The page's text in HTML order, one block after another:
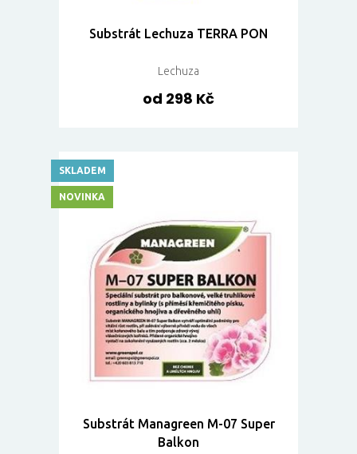
Substrát Lechuza TERRA PON
Lechuza
od 298 Kč
Substrát Managreen M-07 Super
Balkon
SKLADEM
NOVINKA